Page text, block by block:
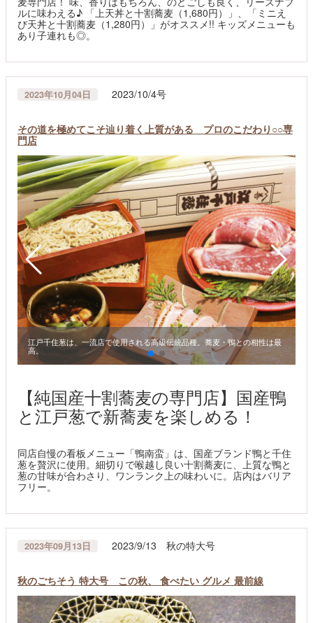
ルに味わえる♪ 「上天丼と十割蕎麦（1,680円）」、「ミニえ
び天丼と十割蕎麦（1,280円）」がオススメ!! キッズメニューも
あり子連れも◎。
2023年10月04日 2023/10/4号
その道を極めてこそ辿り着く上質がある プロのこだわり○○専
門店
江戸千住葱は、一流店で使用される高級伝統品種。蕎麦・鴨との相性は最
高。
【純国産十割蕎麦の専門店】国産鴨
と江戸葱で新蕎麦を楽しめる！
同店自慢の看板メニュー「鴨南蛮」は、国産ブランド鴨と千住
葱を贅沢に使用。細切りで喉越し良い十割蕎麦に、上質な鴨と
葱の甘味が合わさり、ワンランク上の味わいに。店内はバリア
フリー。
2023年09月13日 2023/9/13 秋の特大号
秋のごちそう 特大号 この秋、 食べたい グルメ 最前線